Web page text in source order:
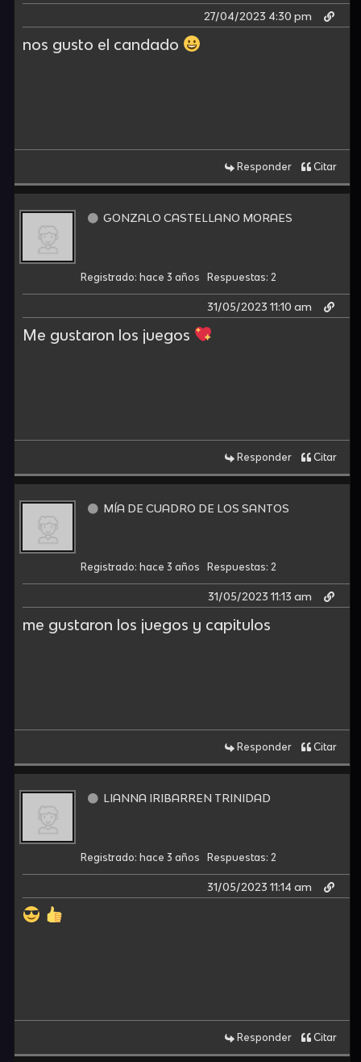
27/04/2023 4:30 pm
nos gusto el candado
Responder Citar
GONZALO CASTELLANO MORAES
Registrado: hace 3 años Respuestas: 2
31/05/2023 11:10 am
Me gustaron los juegos
Responder Citar
MÍA DE CUADRO DE LOS SANTOS
Registrado: hace 3 años Respuestas: 2
31/05/2023 11:13 am
me gustaron los juegos y capitulos
Responder Citar
LIANNA IRIBARREN TRINIDAD
Registrado: hace 3 años Respuestas: 2
31/05/2023 11:14 am
Responder Citar